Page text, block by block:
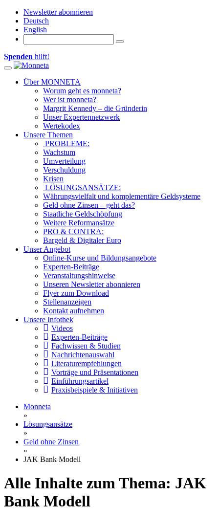
Newsletter abonnieren
Deutsch
English
Spenden hilft!
Toggle navigation
Über MONNETA
Worum geht es monneta?
Wer ist monneta?
Margrit Kennedy – die Gründerin
Unser Expertennetzwerk
Wertekodex
Unsere Themen
PROBLEME:
Wachstum
Umverteilung
Verschuldung
Krisen
LÖSUNGSANSÄTZE:
Währungsvielfalt und komplementäre Geldsysteme
Geld ohne Zinsen – geht das?
Staatliche Geldschöpfung
Weitere Reformansätze
PRO & CONTRA:
Bargeld & Digitaler Euro
Unser Angebot
Online-Kurse und Bildungsangebote
Experten-Beiträge
Veranstaltungshinweise
Unseren Newsletter abonnieren
Flyer zum Download
Stellenanzeigen
Kontakt aufnehmen
Unsere Infothek
Videos
Experten-Beiträge
Fachwissen & Studien
Nachrichtenauswahl
Literaturempfehlungen
Vorträge und Präsentationen
Einführungsartikel
Praxisbeispiele & Initiativen
Monneta
»
Lösungsansätze
»
Geld ohne Zinsen
»
JAK Bank Modell
Alle Inhalte zum Thema: JAK
Bank Modell